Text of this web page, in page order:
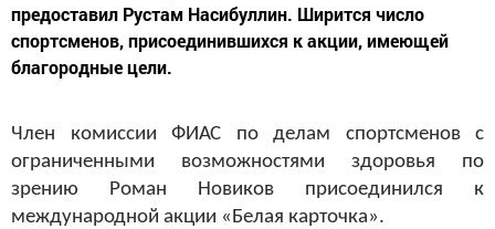
предоставил Рустам Насибуллин. Ширится число
спортсменов, присоединившихся к акции, имеющей
благородные цели.
Член комиссии ФИАС по делам спортсменов с
ограниченными возможностями здоровья по
зрению Роман Новиков присоединился к
международной акции «Белая карточка».